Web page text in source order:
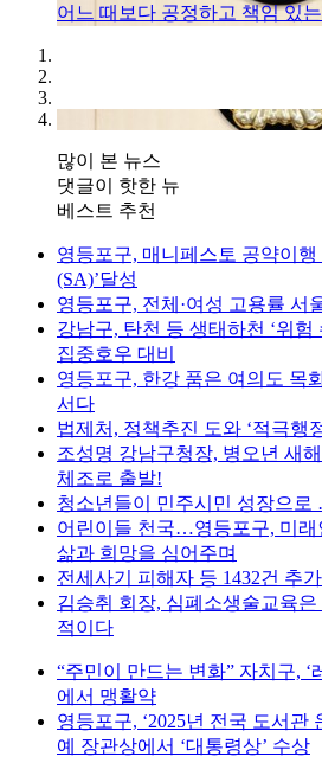
어느 때보다 공정하고 책임 있
많이 본 뉴스
댓글이 핫한 뉴
베스트 추천
영등포구, 매니페스토 공약이행
(SA)’달성
영등포구, 전체·여성 고용률 서
강남구, 탄천 등 생태하천 ‘위
집중호우 대비
영등포구, 한강 품은 여의도 목
서다
법제처, 정책추진 도와 ‘적극행
조성명 강남구청장, 병오년 새
체조로 출발!
청소년들이 민주시민 성장으
어린이들 천국…영등포구, 미래
삶과 희망을 심어주며
전세사기 피해자 등 1432건 추
김승취 회장, 심폐소생술교육은
적이다
“주민이 만드는 변화” 자치구, ‘
에서 맹활약
영등포구, ‘2025년 전국 도서관
예 장관상에서 ‘대통령상’ 수상